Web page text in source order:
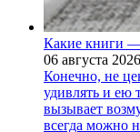
Какие книги —
06 августа
Конечно, не
удивлять и ею
вызывает
всегда можно